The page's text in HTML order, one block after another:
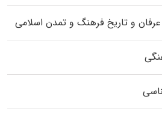
و تاریخ فرهنگ و تمدن اسلامی